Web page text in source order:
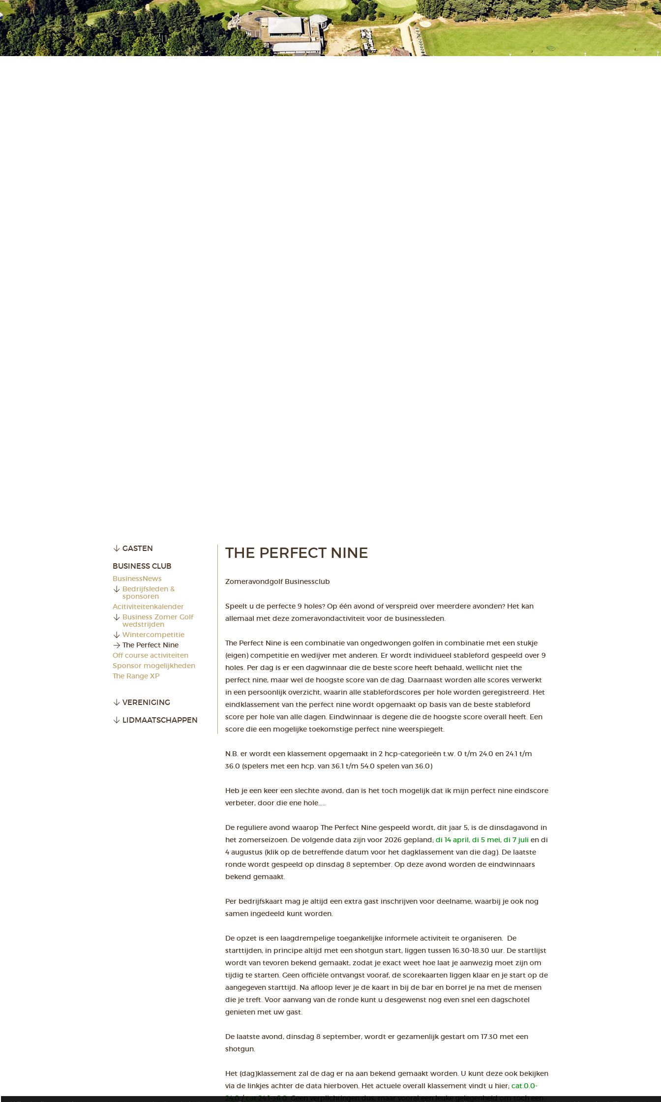
GASTEN
BUSINESS CLUB
BusinessNews
Bedrijfsleden &
sponsoren
Acitiviteitenkalender
Business Zomer Golf
wedstrijden
Wintercompetitie
The Perfect Nine
Off course activiteiten
Sponsor mogelijkheden
The Range XP
VERENIGING
LIDMAATSCHAPPEN
THE PERFECT NINE
Zomeravondgolf Businessclub
Speelt u de perfecte 9 holes? Op één avond of verspreid over meerdere avonden? Het kan
allemaal met deze zomeravondactiviteit voor de businessleden.
The Perfect Nine is een combinatie van ongedwongen golfen in combinatie met een stukje
(eigen) competitie en wedijver met anderen. Er wordt individueel stableford gespeeld over 9
holes. Per dag is er een dagwinnaar die de beste score heeft behaald, wellicht niet the
perfect nine, maar wel de hoogste score van de dag. Daarnaast worden alle scores verwerkt
in een persoonlijk overzicht, waarin alle stablefordscores per hole worden geregistreerd. Het
eindklassement van the perfect nine wordt opgemaakt op basis van de beste stableford
score per hole van alle dagen. Eindwinnaar is degene die de hoogste score overall heeft. Een
score die een mogelijke toekomstige perfect nine weerspiegelt.
N.B. er wordt een klassement opgemaakt in 2 hcp-categorieën t.w. 0 t/m 24.0 en 24.1 t/m
36.0 (spelers met een hcp. van 36.1 t/m 54.0 spelen van 36.0)
Heb je een keer een slechte avond, dan is het toch mogelijk dat ik mijn perfect nine eindscore
verbeter, door die ene hole…..
De reguliere avond waarop The Perfect Nine gespeeld wordt, dit jaar 5, is de dinsdagavond in
het zomerseizoen. De volgende data zijn voor 2026 gepland; di 14 april, di 5 mei, di 7 juli en di
4 augustus (klik op de betreffende datum voor het dagklassement van die dag). De laatste
ronde wordt gespeeld op dinsdag 8 september. Op deze avond worden de eindwinnaars
bekend gemaakt.
Per bedrijfskaart mag je altijd een extra gast inschrijven voor deelname, waarbij je ook nog
samen ingedeeld kunt worden.
De opzet is een laagdrempelige toegankelijke informele activiteit te organiseren. De
starttijden, in principe altijd met een shotgun start, liggen tussen 16.30-18.30 uur. De startlijst
wordt van tevoren bekend gemaakt, zodat je exact weet hoe laat je aanwezig moet zijn om
tijdig te starten. Geen officiële ontvangst vooraf, de scorekaarten liggen klaar en je start op de
aangegeven starttijd. Na afloop lever je de kaart in bij de bar en borrel je na met de mensen
die je treft. Voor aanvang van de ronde kunt u desgewenst nog even snel een dagschotel
genieten met uw gast.
De laatste avond, dinsdag 8 september, wordt er gezamenlijk gestart om 17.30 met een
shotgun.
Het (dag)klassement zal de dag er na aan bekend gemaakt worden. U kunt deze ook bekijken
via de linkjes achter de data hierboven. Het actuele overall klassement vindt u hier; cat.0.0-
24.0/cat.24.1-36.0. Geen verplichtingen dus, maar vooral een leuke gelegenheid om toch een